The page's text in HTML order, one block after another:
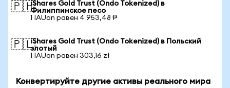
🇵🇭iShares Gold Trust (Ondo Tokenized) в
Филиппинское песо
1 IAUon равен 4 953,48 ₱
🇵🇱iShares Gold Trust (Ondo Tokenized) в Польский
злотый
1 IAUon равен 303,16 zł
Конвертируйте другие активы реального мира